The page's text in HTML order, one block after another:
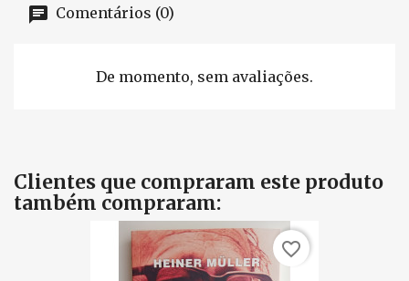
Comentários (0)
De momento, sem avaliações.
Clientes que compraram este produto
também compraram:
favorite_border